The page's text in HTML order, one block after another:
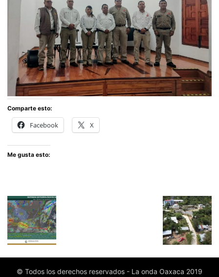
Comparte esto:
Facebook X
Me gusta esto:
© Todos los derechos reservados - La onda Oaxaca 2019